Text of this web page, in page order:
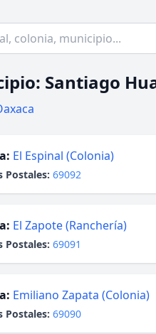
Santiago
El Espinal (Colonia)
Postales: 69092
El Zapote (Ranchería)
Postales: 69091
Emiliano Zapata (Colonia)
Postales: 69090